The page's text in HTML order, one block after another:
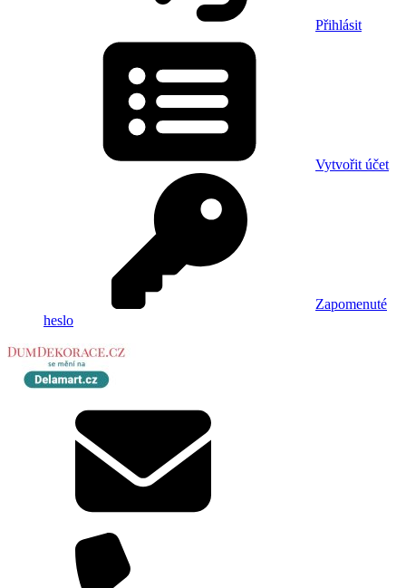
Přihlásit
Vytvořit účet
Zapomenuté
heslo